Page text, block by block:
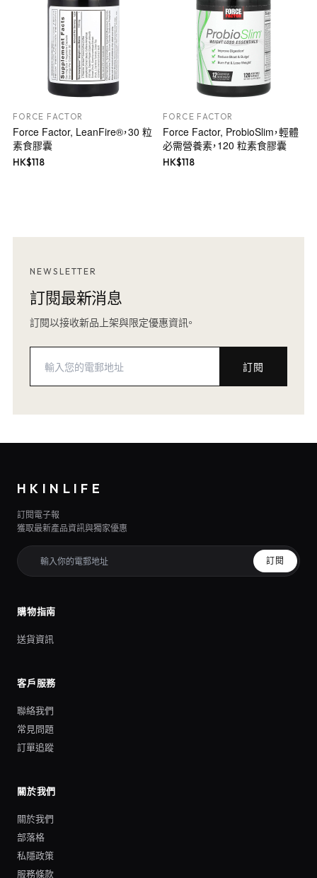
FORCE FACTOR
Force Factor, LeanFire®，30 粒
素食膠囊
HK$118
FORCE FACTOR
Force Factor, ProbioSlim，輕體
必需營養素，120 粒素食膠囊
HK$118
NEWSLETTER
訂閱最新消息
訂閱以接收新品上架與限定優惠資訊。
訂閱
HKINLIFE
訂閱電子報
獲取最新產品資訊與獨家優惠
訂閱
購物指南
送貨資訊
客戶服務
聯絡我們
常見問題
訂單追蹤
關於我們
關於我們
部落格
私隱政策
服務條款